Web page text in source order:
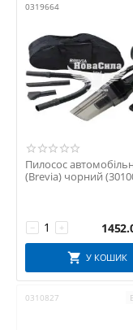
підтримки чистоти у
ефективні моделі в
товар з доставкою по
0319664
Пилосос
(Brevia) чорний
+
−
У КОШИК
0310827